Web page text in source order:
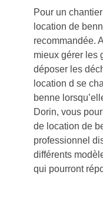
Pour un
location de
recommandée.
mieux gérer les
déposer les
location d se
benne
Dorin, vous
de location de
professionnel
différents
qui pourront